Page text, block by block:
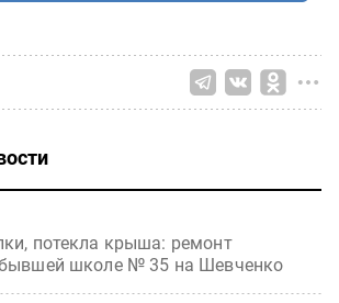
потекла крыша: ремонт
бывшей школе № 35 на Шевченко